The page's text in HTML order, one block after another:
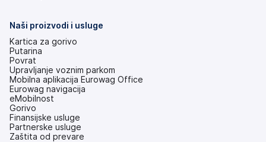
kartice)
Naši proizvodi i usluge
Kartica za gorivo
Putarina
Povrat
Upravljanje voznim parkom
Mobilna aplikacija Eurowag Office
Eurowag navigacija
eMobilnost
Gorivo
Finansijske usluge
Partnerske usluge
Zaštita od prevare